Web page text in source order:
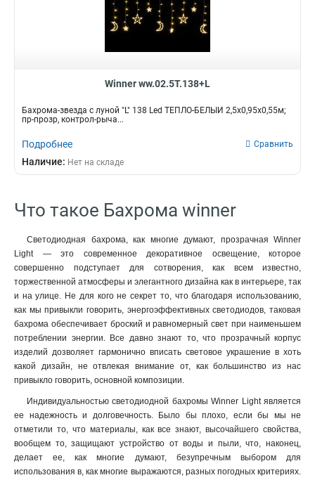
Winner ww.02.5Т.138+L
Бахрома-звезда с луной "L" 138 Led ТЁПЛО-БЕЛЫЙ 2,5х0,95х0,55м;
пр-прозр, контрол-рыча...
Подробнее Сравнить
Наличие: Нет на складе
Что такое Бахрома winner
Светодиодная бахрома, как многие думают, прозрачная Winner
Light — это современное декоративное освещение, которое
совершенно подступает для сотворения, как всем известно,
торжественной атмосферы и элегантного дизайна как в интерьере, так
и на улице. Не для кого не секрет то, что благодаря использованию,
как мы привыкли говорить, энергоэффективных светодиодов, таковая
бахрома обеспечивает броский и равномерный свет при наименьшем
потреблении энергии. Все давно знают то, что прозрачный корпус
изделий дозволяет гармонично вписать световое украшение в хоть
какой дизайн, не отвлекая внимание от, как большинство из нас
привыкло говорить, основной композиции.
Индивидуальностью светодиодной бахромы Winner Light является
ее надежность и долговечность. Было бы плохо, если бы мы не
отметили то, что материалы, как все знают, высочайшего свойства,
вообщем то, защищают устройство от воды и пыли, что, наконец,
делает ее, как многие думают, безупречным выбором для
использования в, как многие выражаются, разных погодных критериях.